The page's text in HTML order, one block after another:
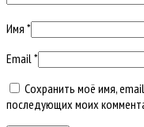
Имя *
Email*
Сохранить моё имя,
последующих моих